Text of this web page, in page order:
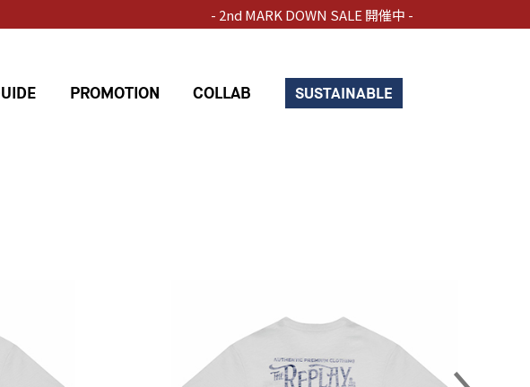
- 2nd MARK DOWN SALE 開催中 -
PROMOTION COLLAB SUSTAINABLE